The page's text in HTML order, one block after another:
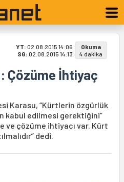
YT: 02.08.2015 14:06
SG: 02.08.2015 14:13
Okuma
4 dakika
Çözüme İhtiyaç
Karasu, “Kürtlerin özgürlük
kabul edilmesi gerektiğini”
ve çözüme ihtiyacı var. Kürt
dedi.